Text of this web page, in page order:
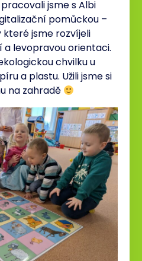
jsme s Albi
pomůckou –
jsme rozvíjeli
levopravou orientaci.
chvilku u
a plastu. Užili jsme si
na zahradě